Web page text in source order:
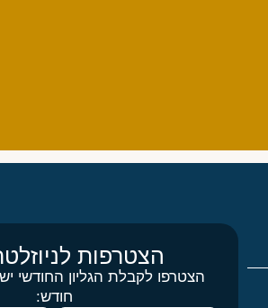
הצטרפות
הצטרפו לקבלת הגליון החודשי
חודש: